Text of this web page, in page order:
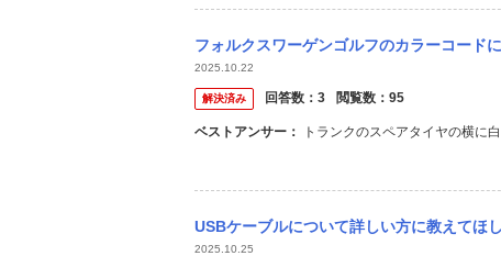
フォルクスワーゲンゴルフのカラーコードについてです。 フォルクスワーゲン ゴル
2025.10.22
解決済み 回答数： 3 閲覧数： 95
ベストアンサー：
トランクのスペアタイヤの横に
USBケーブルについて詳しい方に教えてほしいです。 現在、下記のスマートコネクトの
2025.10.25